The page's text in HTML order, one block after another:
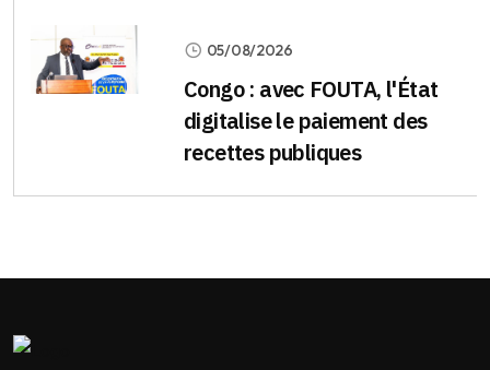
05/08/2026
Congo : avec FOUTA, l'État
digitalise le paiement des
recettes publiques